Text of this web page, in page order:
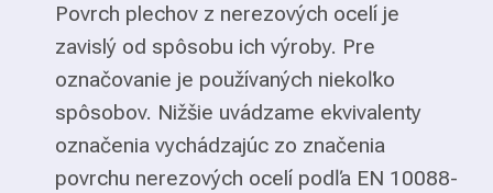
Povrch plechov z nerezových ocelí je
zavislý od spôsobu ich výroby. Pre
označovanie je používaných niekoľko
spôsobov. Nižšie uvádzame ekvivalenty
označenia vychádzajúc zo značenia
povrchu nerezových ocelí podľa EN 10088-